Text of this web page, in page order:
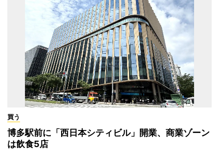
買う
博多駅前に「西日本シティビル」開業、商業ゾーン
は飲食5店